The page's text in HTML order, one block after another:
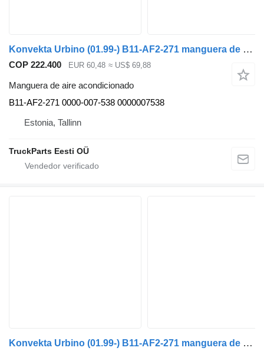
Konvekta Urbino (01.99-) B11-AF2-271 manguera de aire acondicionado para Solaris Urbino, Alpino, Vacanza (1999-) autobús
COP 222.400 EUR 60,48 ≈ US$ 69,88
Manguera de aire acondicionado
B11-AF2-271 0000-007-538 0000007538
Estonia, Tallinn
TruckParts Eesti OÜ
Konvekta Urbino (01.99-) B11-AF2-271 manguera de aire acondicionado para Solaris Urbino, Alpino, Vacanza (1999-) autobús